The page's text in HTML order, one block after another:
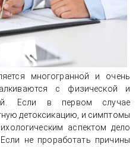
многогранной и очень
с физической и
Если в первом случае
детоксикацию, и симптомы
аспектом дело
не проработать причины